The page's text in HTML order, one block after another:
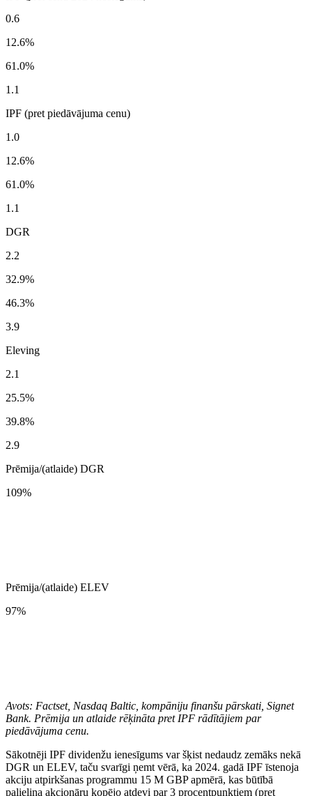
0.6
12.6%
61.0%
1.1
IPF (pret piedāvājuma cenu)
1.0
12.6%
61.0%
1.1
DGR
2.2
32.9%
46.3%
3.9
Eleving
2.1
25.5%
39.8%
2.9
Prēmija/(atlaide) DGR
109%
Prēmija/(atlaide) ELEV
97%
Avots: Factset, Nasdaq Baltic, kompāniju finanšu pārskati, Signet
Bank. Prēmija un atlaide rēķināta pret IPF rādītājiem par
piedāvājuma cenu.
Sākotnēji IPF dividenžu ienesīgums var šķist nedaudz zemāks nekā
DGR un ELEV, taču svarīgi ņemt vērā, ka 2024. gadā IPF īstenoja
akciju atpirkšanas programmu 15 M GBP apmērā, kas būtībā
palielina akcionāru kopējo atdevi par 3 procentpunktiem (pret